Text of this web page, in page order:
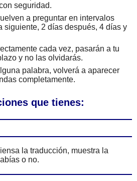
seguridad.
a preguntar en intervalos
siguiente, 2 días después, 4 días y
cada vez, pasarán a tu
y no las olvidarás.
palabra, volverá a aparecer
completamente.
que tienes:
la traducción, muestra la
o no.